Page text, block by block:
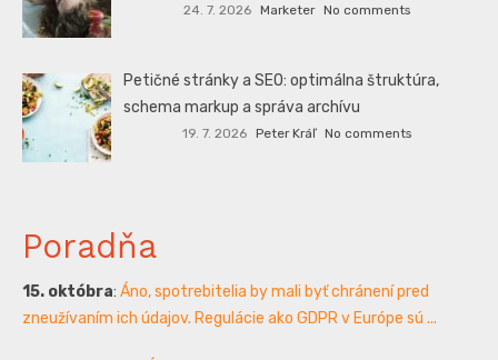
24. 7. 2026 Marketer No comments
Petičné stránky a SEO: optimálna štruktúra,
schema markup a správa archívu
19. 7. 2026 Peter Kráľ No comments
Poradňa
15. októbra: Áno, spotrebitelia by mali byť chránení pred
zneužívaním ich údajov. Regulácie ako GDPR v Európe sú ...